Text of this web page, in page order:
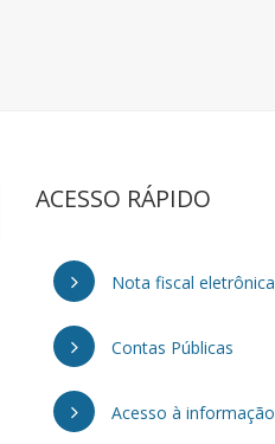
ACESSO RÁPIDO
Nota fiscal eletrônica
Contas Públicas
Acesso à informação